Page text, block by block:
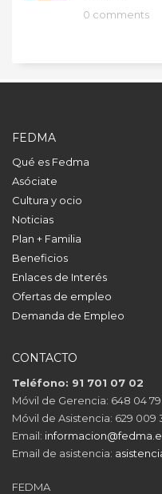
0 comments
FEDMA
Qué es Fedma
Asóciate
Cultura y ocio
Noticias
Plan + Familia
Beneficios
Enlaces de Interés
Ofertas de empleo
Demanda de Empleo
CONTACTO
Teléfono: 91 701 07 02
Móvil de Gerencia: 648 04 79
Móvil de Asistencia: 629 009
Email:
Email de asistencia:
FEDMA